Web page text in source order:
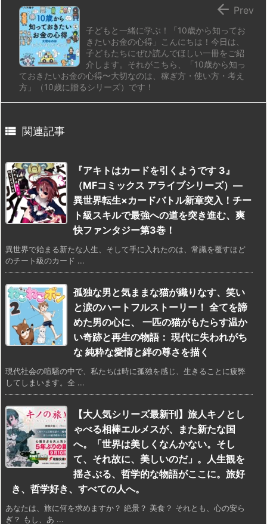
子どもと一緒に学ぶ！「10歳から知ってお
きたいお金の心得」こんにちは！今日は、
子どもたちにぜひ読んでほしい一冊をご紹
介します。それがこちら、「10歳から知っ
ておきたいお金の心得〜大切なのは、稼ぎ方・使い方・考え
方」（10歳に贈るシリーズ）です！
 Prev
 関連記事
『アキトはカードを引くようです 3』
（MFコミックス アライブシリーズ）—
異世界転生×カードバトル新章突入！チー
ト級スキルで最強への道を突き進む、爽
快ファンタジー第3巻！
異世界で始まる新たな人生、そして手に入れたのは、常識を覆すほど
のチート級のカード ...
孤独な男と気ままな猫が織りなす、笑い
と涙のハートフルストーリー！ 全てを諦
めた男の心に、 一匹の猫がもたらす温か
い奇跡と再生の物語： 現代に失われがち
な 純粋な愛情と絆の尊さを描く
現代社会の喧騒の中で、私たちは時に孤独を感じ、生きることに疲弊
してしまいます。全 ...
【大人気シリーズ最新刊】旅人キノとし
ゃべる相棒エルメスが、また新たな国
へ。「世界は美しくなんかない。そし
て、それ故に、美しいのだ」。人生観を
揺さぶる、哲学的な物語がここに。旅好
き、哲学好き、すべての人へ。
あなたは、旅に何を求めますか？ 絶景？ 美食？ それとも、心の安ら
ぎ？ もし、あ ...